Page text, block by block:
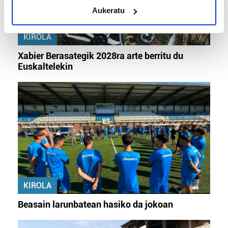
Identify your device by actively scanning it for
specific characteristics (fingerprinting)
Find out more about how your personal data is processed
and set your preferences in the
details section
prozesatzen ditugu, zure IP zenbakia, besteak beste,
teknologia erabiliz, cookieak adibidez, iragarki eta eduki
pertsonalizatuak eskaintzeko, iragarkiak eta edukia
neurtzeko, jendeari buruzko informazioa biltzeko eta
produktuak garatzeko. Zure datuak nork eta zertarako
erabiltzen dituen hauta dezakezu.
Bazkide batzuek ez dizute baimenik eskatzen, eta beren
interes komertzial legitimoetan babesten dira. Ikusi gure
duten interes legitimoa eta horren aurka nola egin
dezakezun ikusteko.
Aukeratu
KIROLA
Xabier Berasategik 2028ra arte berritu du
Euskaltelekin
KIROLA
Beasain larunbatean hasiko da jokoan